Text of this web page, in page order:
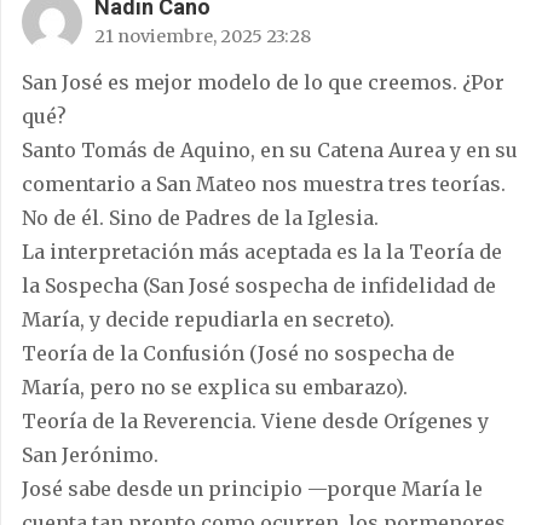
Nadin Cano
21 noviembre, 2025 23:28
San José es mejor modelo de lo que creemos. ¿Por
qué?
Santo Tomás de Aquino, en su Catena Aurea y en su
comentario a San Mateo nos muestra tres teorías.
No de él. Sino de Padres de la Iglesia.
La interpretación más aceptada es la la Teoría de
la Sospecha (San José sospecha de infidelidad de
María, y decide repudiarla en secreto).
Teoría de la Confusión (José no sospecha de
María, pero no se explica su embarazo).
Teoría de la Reverencia. Viene desde Orígenes y
San Jerónimo.
José sabe desde un principio —porque María le